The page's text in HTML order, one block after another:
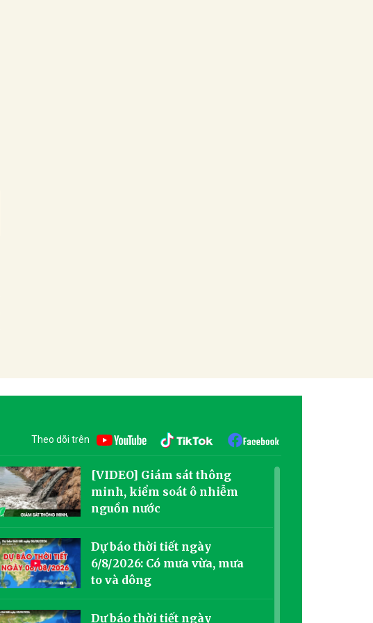
Theo dõi trên
[VIDEO] Giám sát thông
minh, kiểm soát ô nhiễm
nguồn nước
Dự báo thời tiết ngày
6/8/2026: Có mưa vừa, mưa
to và dông
Dự báo thời tiết ngày